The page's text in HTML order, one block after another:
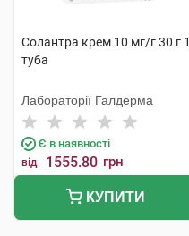
Солантра крем 10 мг/г 30 г 1
туба
Лабораторії Галдерма
Є в наявності
від 1555.80 грн
КУПИТИ